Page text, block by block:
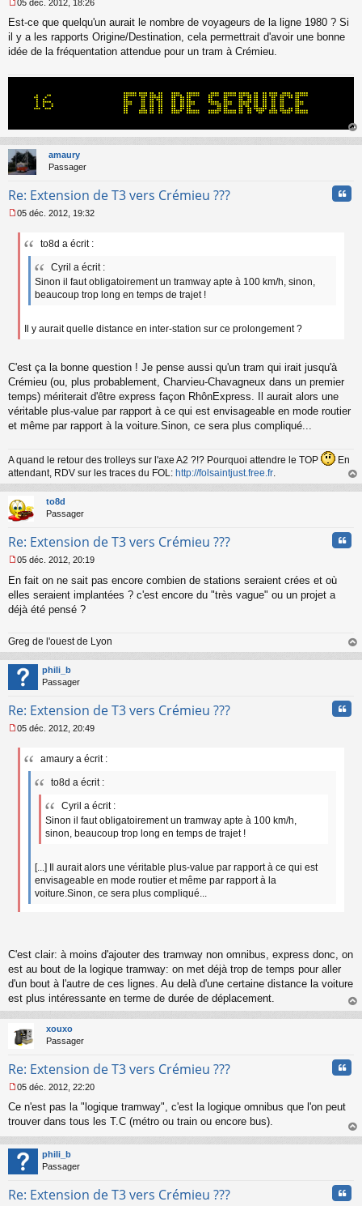
e
s
s
l
u
05 déc. 2012, 18:26
Est-ce que quelqu'un aurait le nombre de voyageurs de la ligne 1980 ? Si
il y a les rapports Origine/Destination, cela permettrait d'avoir une bonne
idée de la fréquentation attendue pour un tram à Crémieu.
au
amaury
Passager
Re: Extension de T3 vers Crémieu ???
e
05 déc. 2012, 19:32
to8d a écrit :
Cyril a écrit :
Sinon il faut obligatoirement un tramway apte à 100 km/h, sinon,
beaucoup trop long en temps de trajet !
Il y aurait quelle distance en inter-station sur ce prolongement ?
C'est ça la bonne question ! Je pense aussi qu'un tram qui irait jusqu'à
Crémieu (ou, plus probablement, Charvieu-Chavagneux dans un premier
temps) mériterait d'être express façon RhônExpress. Il aurait alors une
véritable plus-value par rapport à ce qui est envisageable en mode routier
et même par rapport à la voiture.Sinon, ce sera plus compliqué...
A quand le retour des trolleys sur l'axe A2 ?!? Pourquoi attendre le TOP
En
attendant, RDV sur les traces du FOL: http://folsaintjust.free.fr.
au
to8d
Passager
Re: Extension de T3 vers Crémieu ???
e
s
s
a
e
n
o
n
l
05 déc. 2012, 20:19
En fait on ne sait pas encore combien de stations seraient crées et où
elles seraient implantées ? c'est encore du "très vague" ou un projet a
déjà été pensé ?
Greg de l'ouest de Lyon
au
phili_b
Passager
Re: Extension de T3 vers Crémieu ???
e
05 déc. 2012, 20:49
amaury a écrit :
to8d a écrit :
Cyril a écrit :
Sinon il faut obligatoirement un tramway apte à 100 km/h,
sinon, beaucoup trop long en temps de trajet !
[...] Il aurait alors une véritable plus-value par rapport à ce qui est
envisageable en mode routier et même par rapport à la
voiture.Sinon, ce sera plus compliqué...
C'est clair: à moins d'ajouter des tramway non omnibus, express donc, on
est au bout de la logique tramway: on met déjà trop de temps pour aller
d'un bout à l'autre de ces lignes. Au delà d'une certaine distance la voiture
est plus intéressante en terme de durée de déplacement.
au
xouxo
Passager
Re: Extension de T3 vers Crémieu ???
e
s
a
g
e
o
05 déc. 2012, 22:20
Ce n'est pas la "logique tramway", c'est la logique omnibus que l'on peut
trouver dans tous les T.C (métro ou train ou encore bus).
au
phili_b
Passager
Re: Extension de T3 vers Crémieu ???